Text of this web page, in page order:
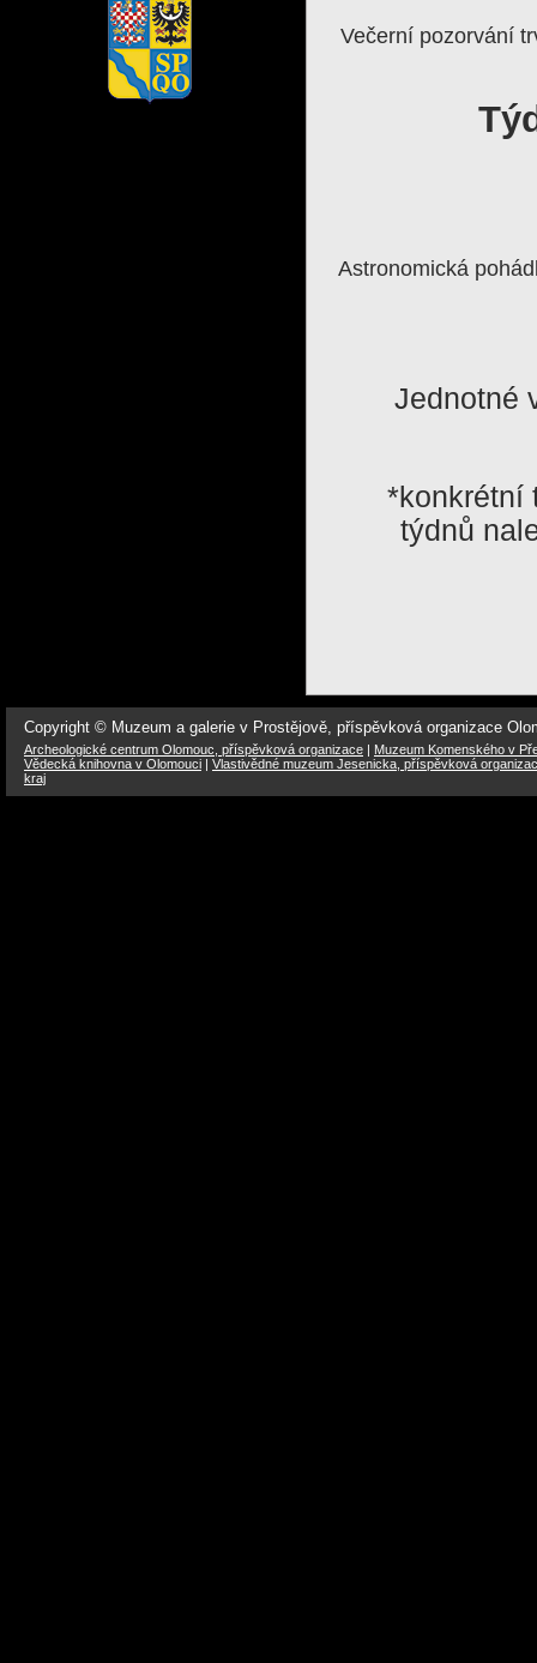
Večerní pozorvání
Astronomická
Jednotné
*konkrétní
týdnů
Copyright © Muzeum a galerie v Prostějově, příspěvková organizace
Archeologické centrum Olomouc, příspěvková organizace
Muzeum Komenského v
Vědecká knihovna v Olomouci
Vlastivědné muzeum Jesenicka, příspěvková
kraj